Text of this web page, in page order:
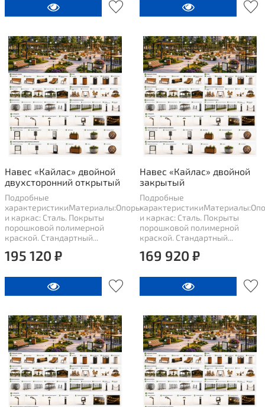
Навес «Кайлас» двойной
двухсторонний открытый
Подробные
характеристикиМатериалы:Опоры
и каркас: Сталь. Покрыты
порошковой полимерной
краской. Стандартный...
195 120 ₽
Навес «Кайлас» двойной
закрытый
Подробные
и каркас: Сталь. Покрыты
порошковой полимерной
краской. Стандартный...
169 920 ₽